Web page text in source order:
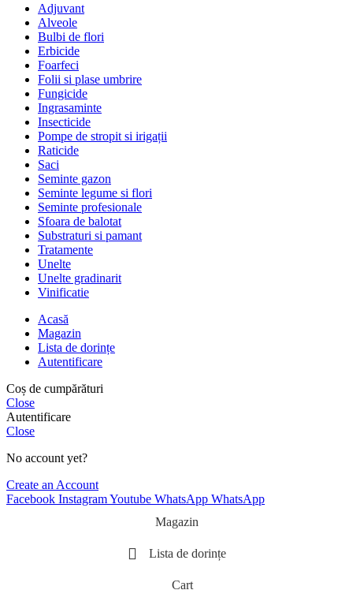
Adjuvant
Alveole
Bulbi de flori
Erbicide
Foarfeci
Folii si plase umbrire
Fungicide
Ingrasaminte
Insecticide
Pompe de stropit si irigații
Raticide
Saci
Seminte gazon
Seminte legume si flori
Seminte profesionale
Sfoara de balotat
Substraturi si pamant
Tratamente
Unelte
Unelte gradinarit
Vinificatie
Acasă
Magazin
Lista de dorințe
Autentificare
Coș de cumpărături
Close
Autentificare
Close
No account yet?
Create an Account
Facebook InstagramYoutube WhatsApp WhatsApp
Magazin
Lista de dorințe
Cart